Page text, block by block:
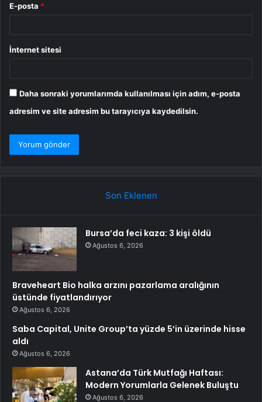
E-posta *
İnternet sitesi
Daha sonraki yorumlarımda kullanılması için adım, e-posta
adresim ve site adresim bu tarayıcıya kaydedilsin.
Son Eklenen
Bursa’da feci kaza: 3 kişi öldü
Ağustos 6, 2026
Braveheart Bio halka arzını pazarlama aralığının
üstünde fiyatlandırıyor
Ağustos 6, 2026
Saba Capital, Unite Group’ta yüzde 5’in üzerinde hisse
aldı
Ağustos 6, 2026
Astana’da Türk Mutfağı Haftası:
Modern Yorumlarla Gelenek Buluştu
Ağustos 6, 2026